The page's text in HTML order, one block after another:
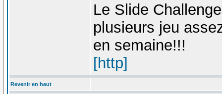
Le Slide
plusieurs jeu
en semaine!!!
[http]
Revenir en haut